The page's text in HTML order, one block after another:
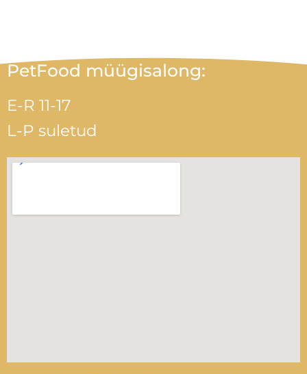
PetFood müügisalong:
E-R 11-17
L-P suletud